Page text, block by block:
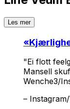
Les mer
«
"Ei flott
Mansell
Wenche3/
–